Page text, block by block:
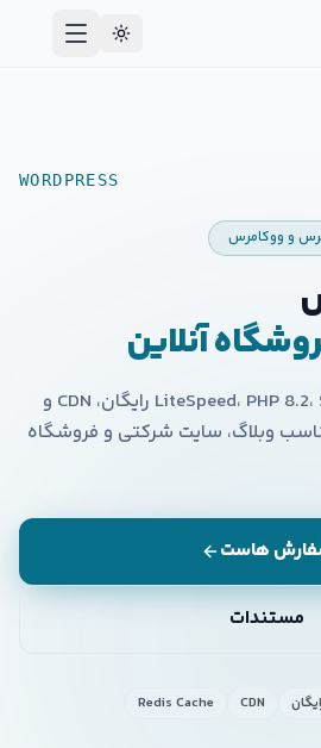
WORDPRESS
و ووکامرس
آنلاین
میزبانی بهینه‌شده با LiteSpeed، PHP 8.2، SSL رایگان، CDN و
وبلاگ، سایت شرکتی و فروشگاه
هاست
مستندات
CDN
Redis Cache